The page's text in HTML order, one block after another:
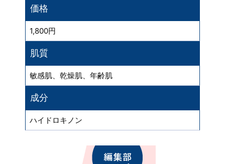
価格
1,800円
肌質
敏感肌、乾燥肌、年齢肌
成分
ハイドロキノン